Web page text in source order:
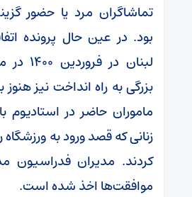
تماشاگران مرد یا حضور
بود. در عین حال پرونده
لبنان
بزرگی به راه انداخت نیز هنوز
ماموران حاضر در استادیوم
زنانی که قصد ورود به ورزشگاه
کردند. مدیران فدراسیون
موافقت‌ها اخذ شده است.